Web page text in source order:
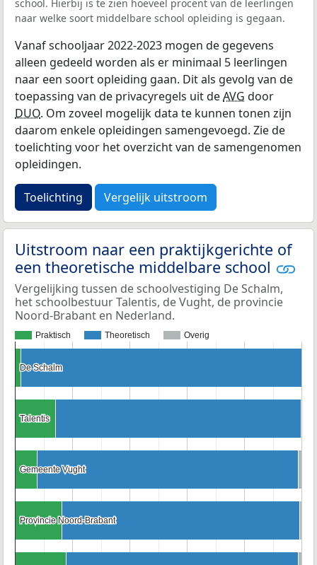
school. Hierbij is te zien hoeveel procent van de leerlingen
naar welke soort middelbare school opleiding is gegaan.
Vanaf schooljaar 2022-2023 mogen de gegevens
alleen gedeeld worden als er minimaal 5 leerlingen
naar een soort opleiding gaan. Dit als gevolg van de
toepassing van de privacyregels uit deAVG door
DUO. Om zoveel mogelijk data te kunnen tonen zijn
daarom enkele opleidingen samengevoegd. Zie de
toelichting voor het overzicht van de samengenomen
opleidingen.
Toelichting Vergelijk uitstroom
Uitstroom naar een praktijkgerichte of
een theoretische middelbare school
Vergelijking tussen de schoolvestiging De Schalm,
het schoolbestuur Talentis, de Vught, de provincie
Noord-Brabant en Nederland.
Praktisch Theoretisch Overig
De Schalm
De Schalm
Talentis
Talentis
Gemeente Vught
Gemeente Vught
Provincie Noord-Brabant
Provincie Noord-Brabant